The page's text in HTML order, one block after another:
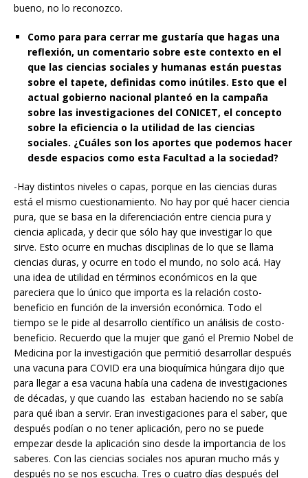
bueno, no lo reconozco.
Como para para cerrar me gustaría que hagas una
reflexión, un comentario sobre este contexto en el
que las ciencias sociales y humanas están puestas
sobre el tapete, definidas como inútiles. Esto que el
actual gobierno nacional planteó en la campaña
sobre las investigaciones del CONICET, el concepto
sobre la eficiencia o la utilidad de las ciencias
sociales. ¿Cuáles son los aportes que podemos hacer
desde espacios como esta Facultad a la sociedad?
-Hay distintos niveles o capas, porque en las ciencias duras
está el mismo cuestionamiento. No hay por qué hacer ciencia
pura, que se basa en la diferenciación entre ciencia pura y
ciencia aplicada, y decir que sólo hay que investigar lo que
sirve. Esto ocurre en muchas disciplinas de lo que se llama
ciencias duras, y ocurre en todo el mundo, no solo acá. Hay
una idea de utilidad en términos económicos en la que
pareciera que lo único que importa es la relación costo-
beneficio en función de la inversión económica. Todo el
tiempo se le pide al desarrollo científico un análisis de costo-
beneficio. Recuerdo que la mujer que ganó el Premio Nobel de
Medicina por la investigación que permitió desarrollar después
una vacuna para COVID era una bioquímica húngara dijo que
para llegar a esa vacuna había una cadena de investigaciones
de décadas, y que cuando las estaban haciendo no se sabía
para qué iban a servir. Eran investigaciones para el saber, que
después podían o no tener aplicación, pero no se puede
empezar desde la aplicación sino desde la importancia de los
saberes. Con las ciencias sociales nos apuran mucho más y
después no se nos escucha. Tres o cuatro días después del